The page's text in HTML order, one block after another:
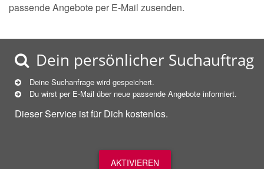
passende Angebote per E-Mail zusenden.
Dein persönlicher Suchauftrag
Deine Suchanfrage wird gespeichert.
Du wirst per E-Mail über neue passende Angebote informiert.
Dieser Service ist für Dich kostenlos.
AKTIVIEREN